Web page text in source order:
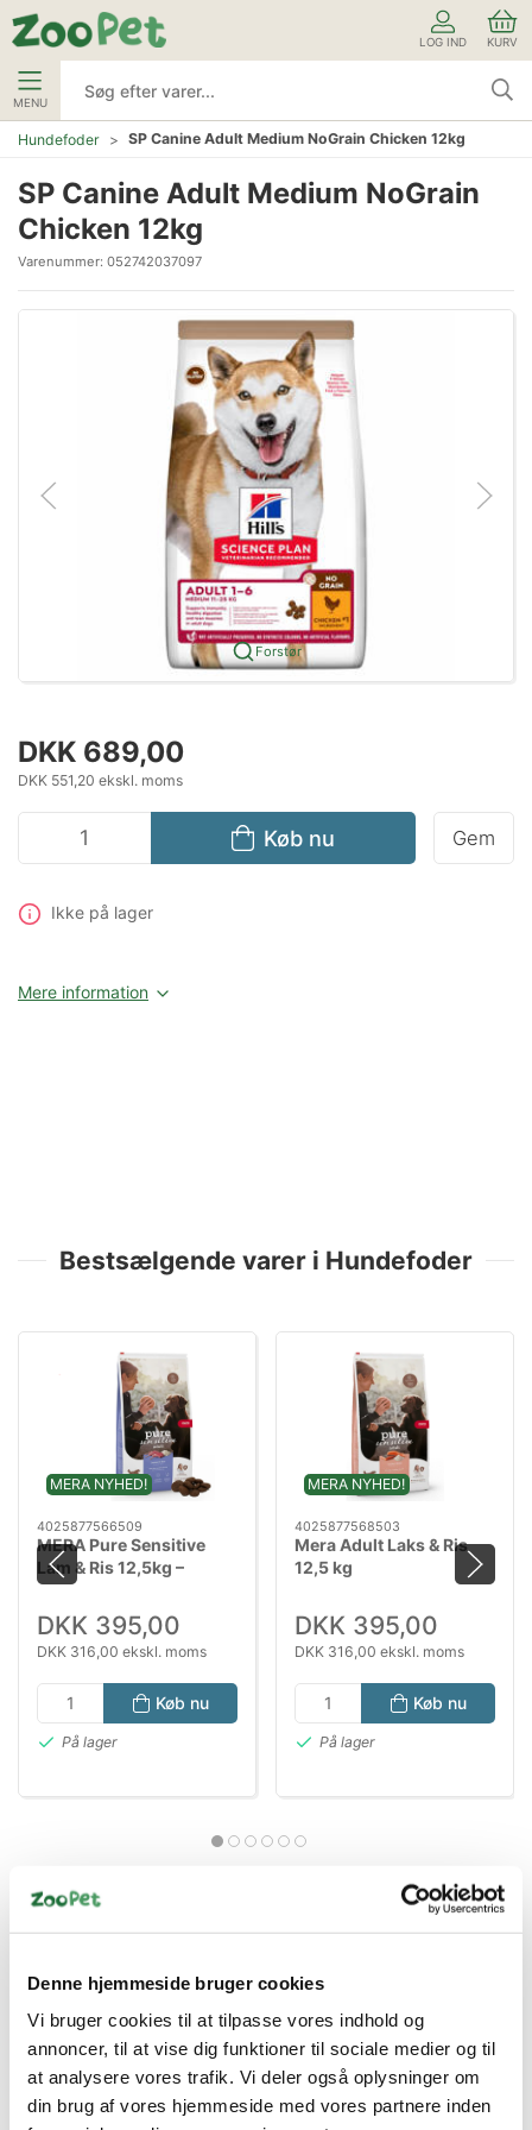
Denne hjemmeside bruger cookies
Vi bruger cookies til at tilpasse vores indhold og
annoncer, til at vise dig funktioner til sociale medier og til
at analysere vores trafik. Vi deler også oplysninger om
din brug af vores hjemmeside med vores partnere inden
LOG IND KURV
MENU
Hundefoder SP Canine Adult Medium NoGrain Chicken 12kg
SP Canine Adult Medium NoGrain
Chicken 12kg
Varenummer: 052742037097
Forstør
DKK 689,00
DKK 551,20 ekskl. moms
Køb nu Gem
Ikke på lager
Mere information
Bestsælgende varer i Hundefoder
MERA NYHED!
4025877566509
MERA Pure Sensitive
Lam & Ris 12,5kg –
Hundefoder til Følsom
Fordøjelse
DKK 395,00
DKK 316,00 ekskl. moms
Køb nu
På lager
MERA NYHED!
4025877568503
Mera Adult Laks & Ris
12,5 kg
DKK 395,00
DKK 316,00 ekskl. moms
Køb nu
På lager
Information Specifikationer
Hill's SCIENCE PLAN NO GRAIN Medium Adult tørfoder
med kylling er specielt sammensat til at styrke